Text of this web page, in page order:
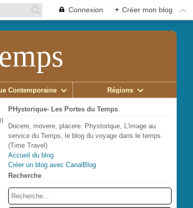
Connexion + Créer mon blog
Contemporaine Régions
SUR LA PROMENADE QUI PORTE SON NOM
PHystorique- Les Portes du Temps
Docere, movere, placere. Phystorique, L'image au
service du Temps, le blog du voyage dans le temps.
(Time Travel)
Accueil du blog
Créer un blog avec CanalBlog
Recherche